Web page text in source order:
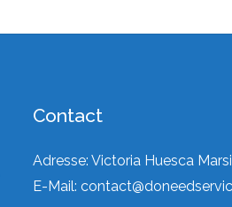
Contact
Adresse: Victoria Huesca
E-Mail: